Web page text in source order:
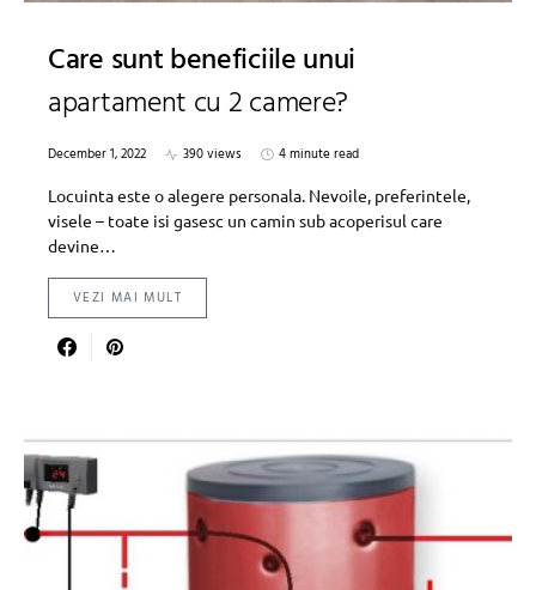
Care sunt beneficiile unui
apartament cu 2 camere?
December 1, 2022 390 views
4 minute read
Locuinta este o alegere personala. Nevoile, preferintele,
visele – toate isi gasesc un camin sub acoperisul care
devine…
VEZI MAI MULT